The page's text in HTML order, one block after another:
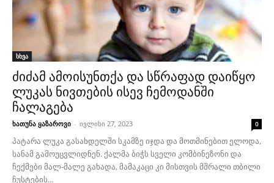
სხვა
ძიძამ ამოისუნთქა და სწრაფად დაიწყო
ლუკას ნივთების ისევ ჩემოდანში
ჩალაგება
ხათუნა ყაზაროვი - ივლისი 27, 2023 0
პატარა ლუკა გასახდელში სკამზე იჯდა და მოთმინებით ელოდა,
სანამ გამოუცვლიდნენ. ქალმა ბიჭს სველი კომბინეზონი და
ჩექმები მალ-მალე გახადა, მამაკაცი კი მისთვის მშრალი თბილი
ჩუსტების...